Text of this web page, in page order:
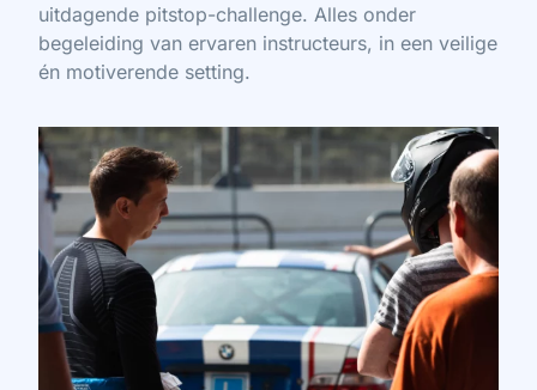
uitdagende pitstop-challenge. Alles onder
begeleiding van ervaren instructeurs, in een veilige
én motiverende setting.